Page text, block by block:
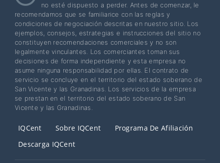
no esté dispuesto a perder. Antes de comenzar, le
recomendamos que se familiarice con las reglas y
condiciones de negociación descritas en nuestro sitio. Los
ejemplos, consejos, estrategias e instrucciones del sitio no
constituyen recomendaciones comerciales y no son
legalmente vinculantes. Los comerciantes toman sus
decisiones de forma independiente y esta empresa no
asume ninguna responsabilidad por ellas. El contrato de
servicio se concluye en el territorio del estado soberano de
San Vicente y las Granadinas. Los servicios de la empresa
se prestan en el territorio del estado soberano de San
Vicente y las Granadinas.
IQCent Sobre IQCent
Programa De Afiliación
Descarga IQCent